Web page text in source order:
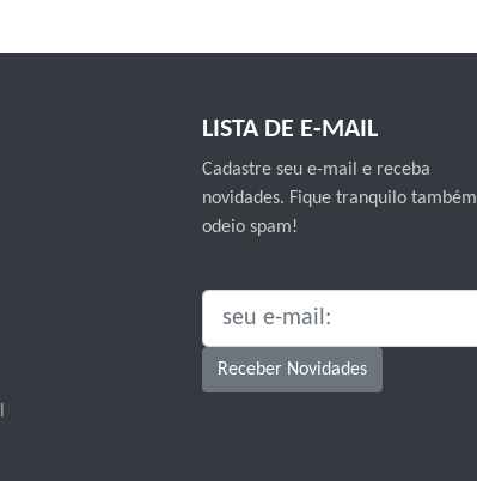
LISTA DE E-MAIL
Cadastre seu e-mail e receba
novidades. Fique tranquilo também
odeio spam!
SEU E-MAIL:
Receber Novidades